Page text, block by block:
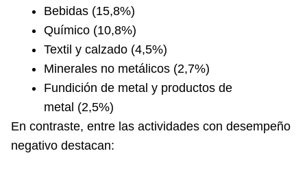
Bebidas (15,8%)
Químico (10,8%)
Textil y calzado (4,5%)
Minerales no metálicos (2,7%)
Fundición de metal y productos de
metal (2,5%)
En contraste, entre las actividades con desempeño
negativo destacan: